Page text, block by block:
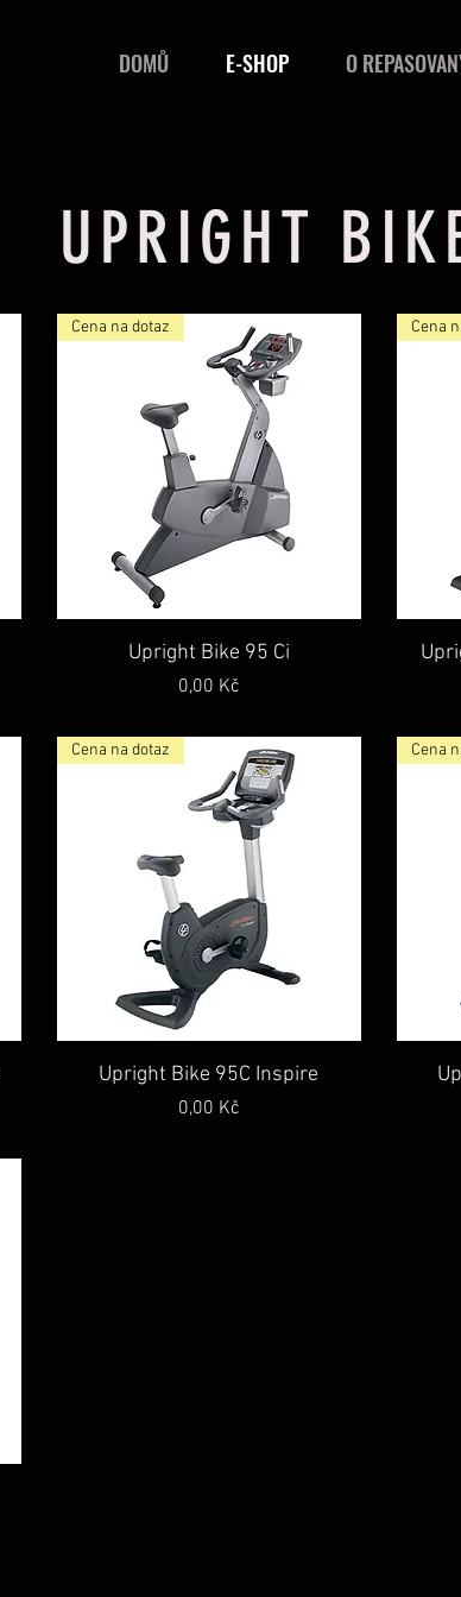
DOMŮ E-SHOP O
UPRIGHT
Rychlý náhled
Cena na dotaz
Upright Bike 95 Ci
Cena
0,00 Kč
Cena
Rychlý náhled
Cena na dotaz
Upright Bike 95C Inspire
Cena
0,00 Kč
Cena